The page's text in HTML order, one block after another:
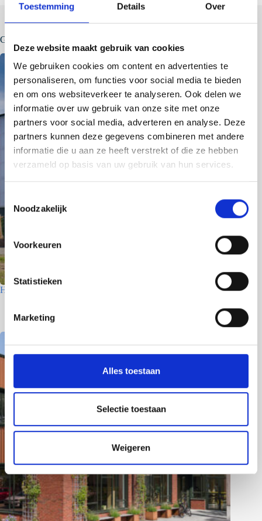
Toestemming Details Over
Deze website maakt gebruik van cookies
We gebruiken cookies om content en advertenties te
personaliseren, om functies voor social media te bieden
en om ons websiteverkeer te analyseren. Ook delen we
informatie over uw gebruik van onze site met onze
partners voor social media, adverteren en analyse. Deze
partners kunnen deze gegevens combineren met andere
informatie die u aan ze heeft verstrekt of die ze hebben
verzameld op basis van uw gebruik van hun services.
o
t
e
m
m
l
c
e
Noodzakelijk
Voorkeuren
Statistieken
Marketing
Alles toestaan
Selectie toestaan
Weigeren
Gerelateerde berichten
Houtfabriek – Utrecht